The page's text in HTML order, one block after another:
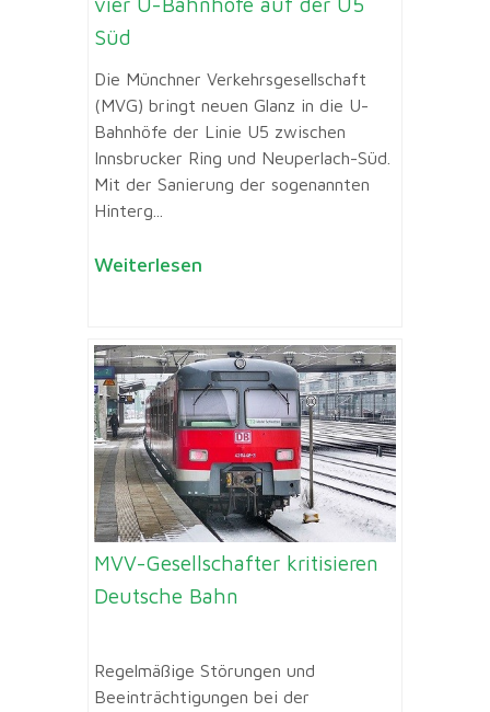
Süd
Die Münchner Verkehrsgesellschaft
(MVG) bringt neuen Glanz in die U-
Bahnhöfe der Linie U5 zwischen
Innsbrucker Ring und Neuperlach-Süd.
Mit der Sanierung der sogenannten
Hinterg...
Weiterlesen
MVV-Gesellschafter kritisieren
Deutsche Bahn
Regelmäßige Störungen und
Beeinträchtigungen bei der